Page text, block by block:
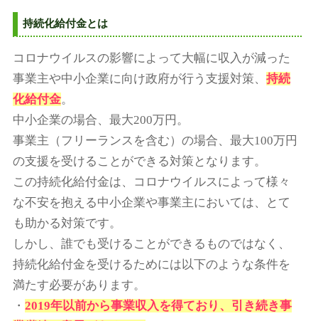
持続化給付金とは
コロナウイルスの影響によって大幅に収入が減った
事業主や中小企業に向け政府が行う支援対策、 持続
化給付金。
中小企業の場合、最大200万円。
事業主（フリーランスを含む）の場合、最大100万円
の支援を受けることができる対策となります。
この持続化給付金は、コロナウイルスによって様々
な不安を抱える中小企業や事業主においては、とて
も助かる対策です。
しかし、誰でも受けることができるものではなく、
持続化給付金を受けるためには以下のような条件を
満たす必要があります。
・ 2019年以前から事業収入を得ており、引き続き事